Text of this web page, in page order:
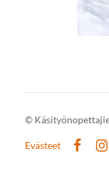
©
Evästeet